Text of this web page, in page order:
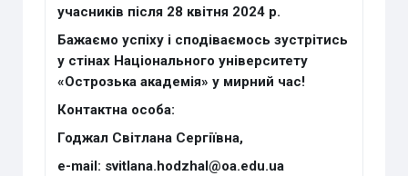
учасників після 28 квітня 2024 р.
Бажаємо успіху і сподіваємось зустрітись
у стінах Національного університету
«Острозька академія» у мирний час!
Контактна особа:
Годжал Світлана Сергіївна,
e-mail: svitlana.hodzhal@oa.edu.ua